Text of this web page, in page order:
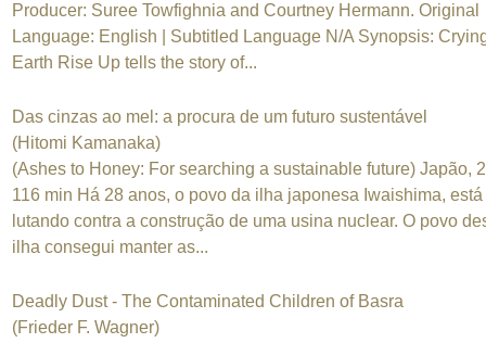
Producer: Suree Towfighnia and Courtney Hermann. Original
Language: English | Subtitled Language N/A Synopsis:
Earth Rise Up tells the story of...
Das cinzas ao mel: a procura de um futuro sustentável
(Hitomi Kamanaka)
(Ashes to Honey: For searching a sustainable future) Japão,
116 min Há 28 anos, o povo da ilha japonesa Iwaishima, está
lutando contra a construção de uma usina nuclear. O povo
ilha consegui manter as...
Deadly Dust - The Contaminated Children of Basra
(Frieder F. Wagner)